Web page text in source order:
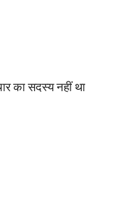
का सदस्य नहीं था